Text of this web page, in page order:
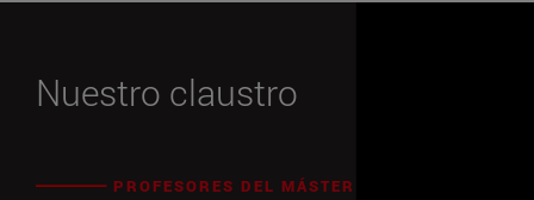
Nuestro claustro
PROFESORES DEL MÁSTER